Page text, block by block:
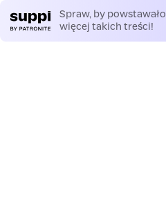
Spraw, by powstawało
więcej takich treści!